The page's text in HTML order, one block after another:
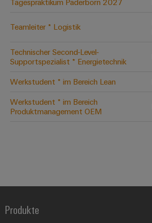
Tagespraktikum Paderborn 2027
Teamleiter * Logistik
Technischer Second-Level-
Supportspezialist * Energietechnik
Werkstudent * im Bereich Lean
Werkstudent * im Bereich
Produktmanagement OEM
Produkte